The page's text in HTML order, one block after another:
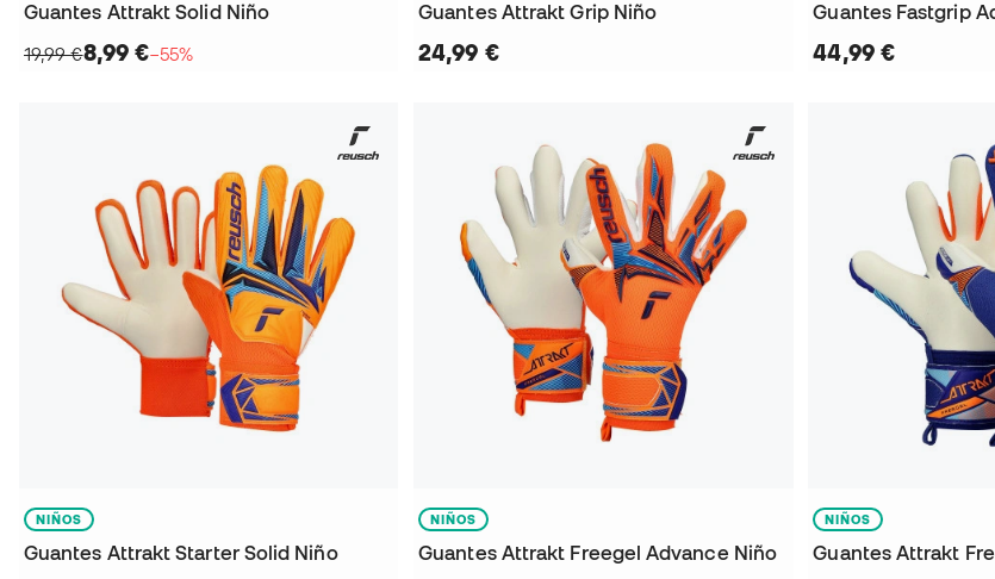
Guantes Attrakt Solid Niño
19,99 €8,99 €−55%
Guantes Attrakt Grip Niño
24,99 €
Guantes Fastgrip
44,99 €
NIÑOS
Guantes Attrakt Starter Solid Niño
NIÑOS
Guantes Attrakt Freegel Advance Niño
NIÑOS
Guantes Attrakt